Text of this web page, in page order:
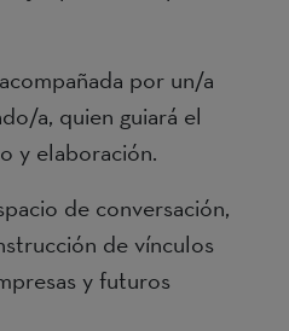
por un/a
a, quien guiará el
y elaboración.
de conversación,
de vínculos
y futuros